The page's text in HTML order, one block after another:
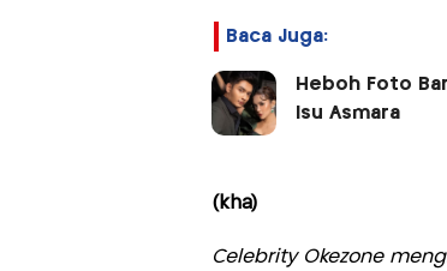
Baca Juga:
Heboh Foto
Isu Asmara
(kha)
Celebrity Okezone